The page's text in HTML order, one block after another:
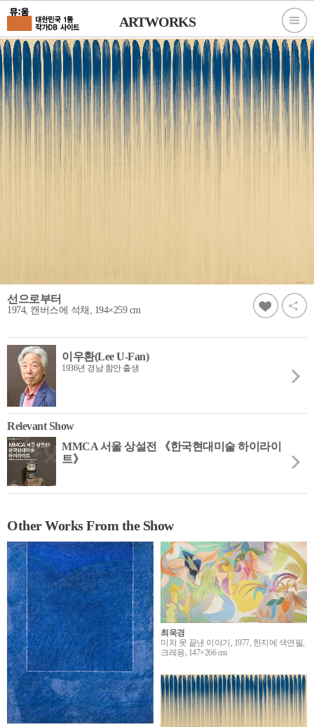
ARTWORKS
선으로부터
1974, 캔버스에 석채, 194×259 cm
이우환(Lee U-Fan)
1936년 경남 함안 출생
Relevant Show
MMCA 서울 상설전 《한국현대미술 하이라이
트》
Other Works From the Show
최욱경
미처 못 끝낸 이야기, 1977, 한지에 색연필,
크레용, 147×266 cm